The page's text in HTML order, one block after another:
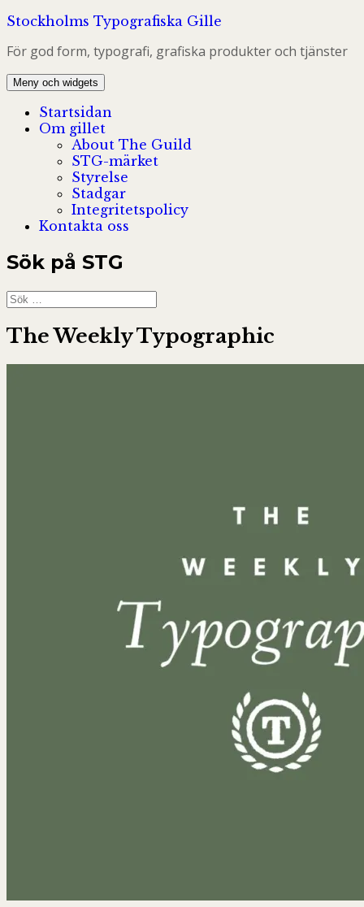
Hoppa
innehåll
Stockholms Typografiska Gille
För god form, typografi, grafiska produkter och tjänster
Meny och widgets
Startsidan
Om gillet
About The Guild
STG-märket
Styrelse
Stadgar
Integritetspolicy
Kontakta oss
Sök på STG
Sök
efter:
The Weekly Typographic